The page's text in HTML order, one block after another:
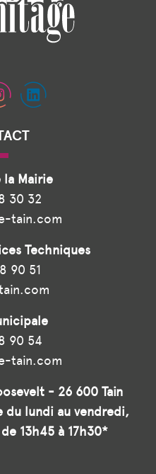
Mairie
30 32
tain.com
Techniques
90 51
90 54
tain.com
- 26 600 Tain
du lundi au vendredi,
13h45 à 17h30*